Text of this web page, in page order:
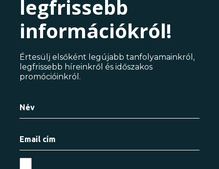
legfrissebb
információkról!
Értesülj elsőként legújabb tanfolyamainkról,
legfrissebb híreinkről és időszakos
promócióinkról.